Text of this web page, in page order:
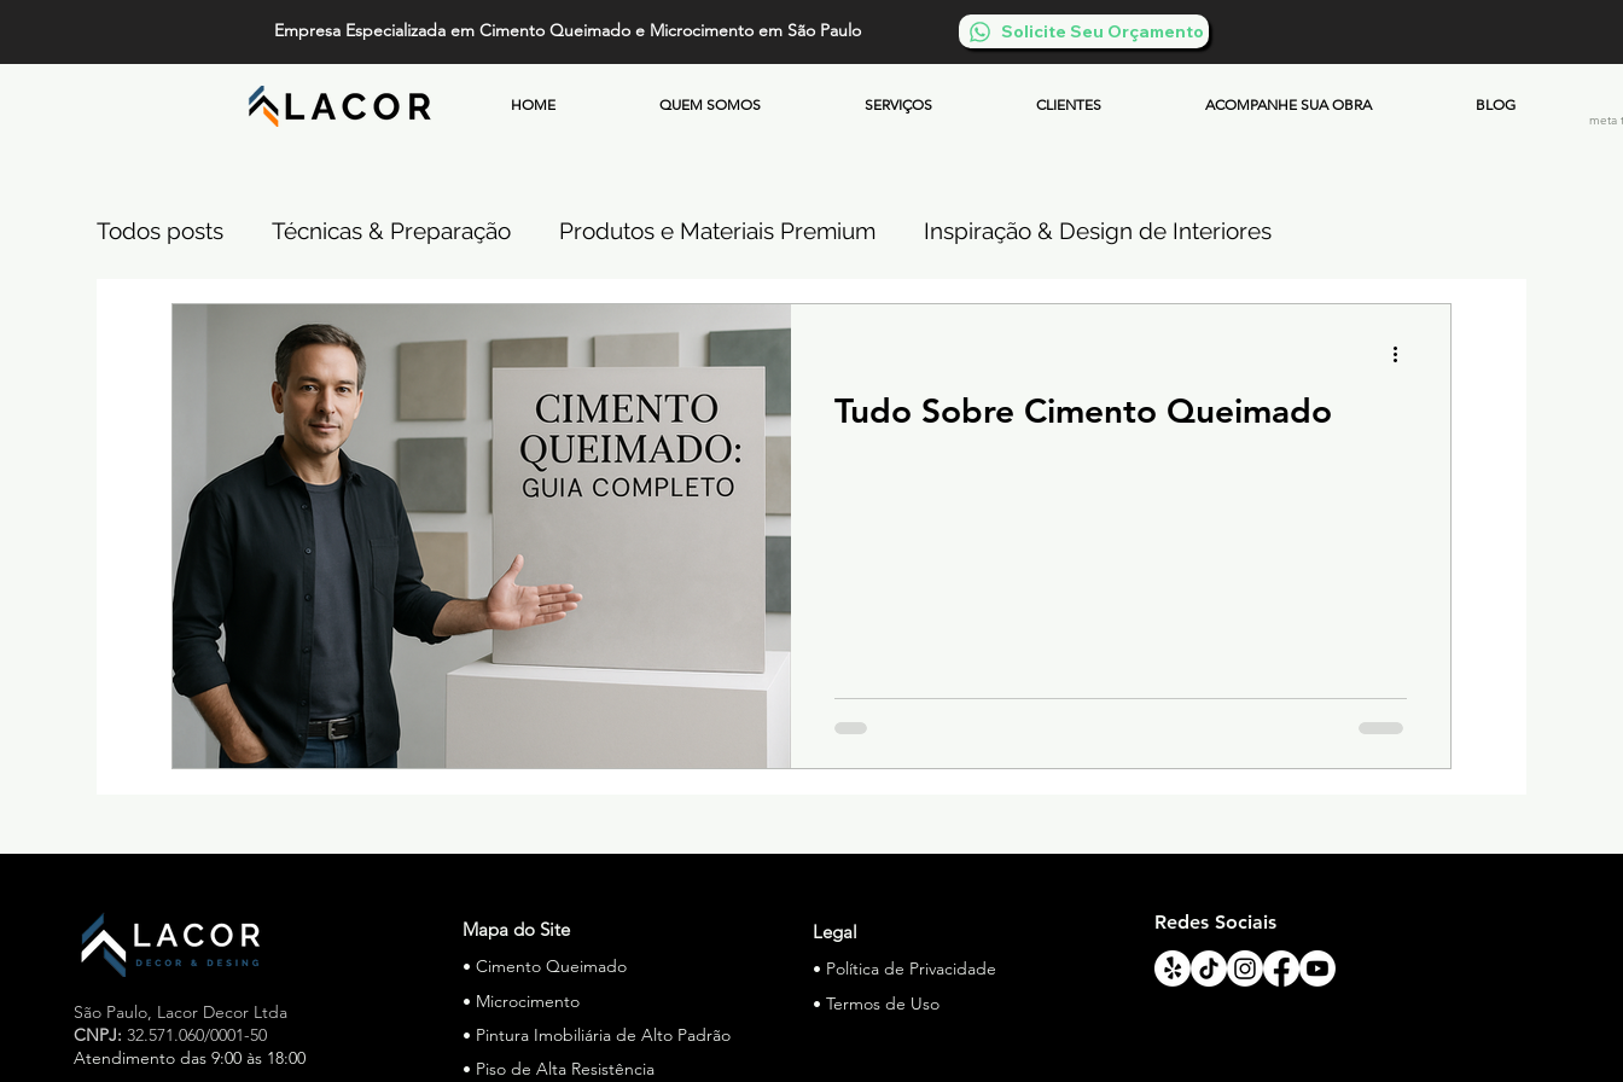
Empresa Especializada em Cimento Queimado e Microcimento em São Paulo Solicite Seu Orçamento
HOME QUEM SOMOS SERVIÇOS CLIENTES ACOMPANHE SUA OBRA BLOG
meta
Todos posts Técnicas & Preparação Produtos e Materiais Premium Inspiração & Design de Interiores
Design, Tendências e Serviços Piso de Cimento Queimado
Projetos de Alto Padrão Cimento Queimado Microcimento Queimado Investimento & Custos
Comparativos de Revestimentos Cimento Queimado Soluções Especiais
Tudo Sobre Cimento Queimado
São Paulo, Lacor Decor Ltda
CNPJ: 32.571.060/0001-50
Atendimento das 9:00 às 18:00
Mapa do Site
• Cimento Queimado
• Microcimento
• Pintura Imobiliária de Alto Padrão
• Piso de Alta Resistência
Legal
• Política de Privacidade
• Termos de Uso
Redes Sociais